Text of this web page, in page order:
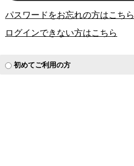
パスワードをお忘れの方はこちら
ログインできない方はこちら
初めてご利用の方